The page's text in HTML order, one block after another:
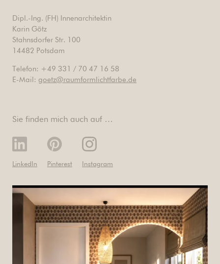
Dipl.-Ing. (FH) Innenarchitektin
Karin Götz
Stahnsdorfer Str. 100
14482 Potsdam
Telefon: +49 331 / 70 47 16 58
E-Mail: goetz@raumformlichtfarbe.de
Sie finden mich auch auf …
LinkedIn Pinterest Instagram